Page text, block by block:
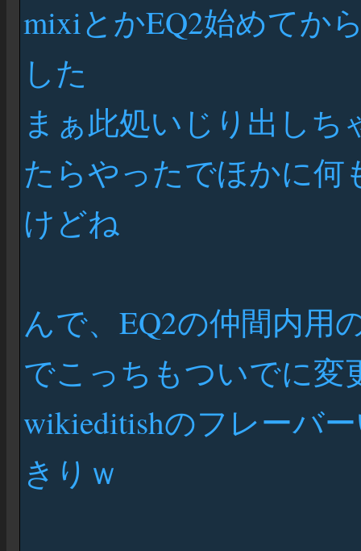
mixiとかEQ2始めてか
した
まぁ此処いじり出し
たらやったでほかに
けどね
んで、EQ2の仲間内用
でこっちもついでに変
wikieditishのフレーバ
きりｗ